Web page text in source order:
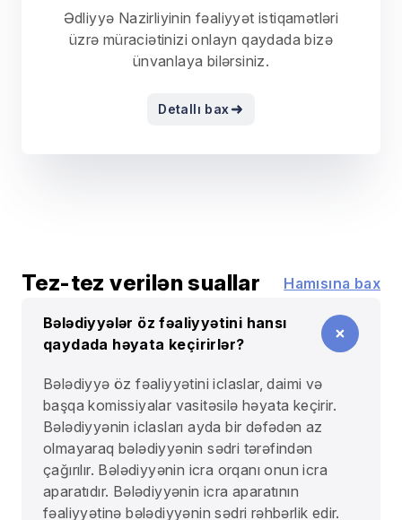
Ədliyyə Nazirliyinin fəaliyyət istiqamətləri
üzrə müraciətinizi onlayn qaydada bizə
ünvanlaya bilərsiniz.
Detallı bax
Tez-tez verilən suallar Hamısına bax
Bələdiyyələr öz fəaliyyətini hansı
qaydada həyata keçirirlər?
Bələdiyyə öz fəaliyyətini iclaslar, daimi və
başqa komissiyalar vasitəsilə həyata keçirir.
Bələdiyyənin iclasları ayda bir dəfədən az
olmayaraq bələdiyyənin sədri tərəfindən
çağırılır. Bələdiyyənin icra orqanı onun icra
aparatıdır. Bələdiyyənin icra aparatının
fəaliyyətinə bələdiyyənin sədri rəhbərlik edir.